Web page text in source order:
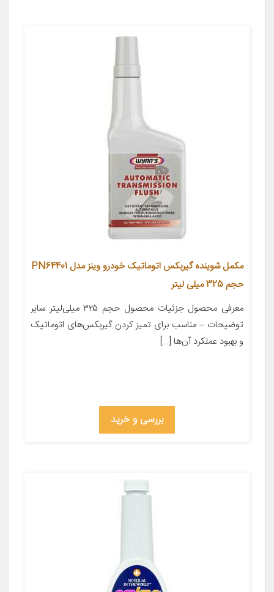
مکمل شوینده گیربکس اتوماتیک خودرو وینز مدل PN64401
حجم 325 میلی لیتر
معرفی محصول جزئیات محصول حجم ۳۲۵ میلی‌لیتر سایر
توضیحات – مناسب برای تمیز کردن گیربکس‌های اتوماتیک
و بهبود عملکرد آن‌ها […]
بررسی و خرید